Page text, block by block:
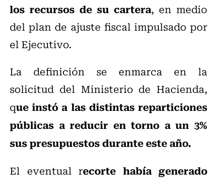
los recursos de su cartera, en medio
del plan de ajuste fiscal impulsado por
el Ejecutivo.
La definición se enmarca en la
solicitud del Ministerio de Hacienda,
que instó a las distintas reparticiones
públicas a reducir en torno a un 3%
sus presupuestos durante este año.
El eventual recorte había generado